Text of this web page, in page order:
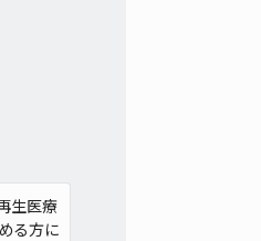
生医療
る方に